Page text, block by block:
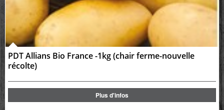
PDT Allians Bio France -1kg (chair ferme-nouvelle
récolte)
Plus d'infos